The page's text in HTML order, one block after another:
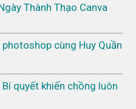
Thành Thạo Canva
cùng Huy Quần
quyết khiến chồng luôn